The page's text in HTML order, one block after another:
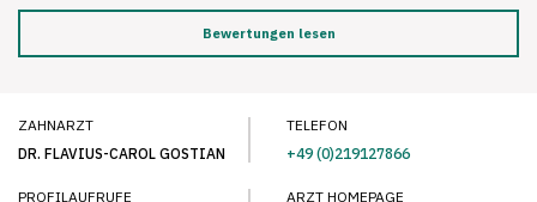
Bewertungen lesen
ZAHNARZT
DR. FLAVIUS-CAROL GOSTIAN
TELEFON
+49 (0)219127866
PROFILAUFRUFE
ARZT HOMEPAGE